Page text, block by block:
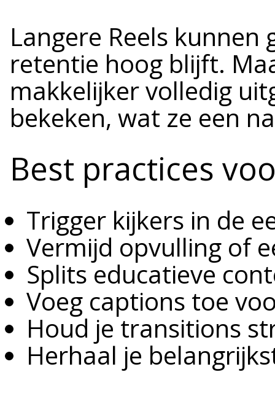
Langere Reels
retentie hoog blijft.
makkelijker volledig
bekeken, wat ze een
Best practices
Trigger kijkers in de
Vermijd opvulling of
Splits educatieve
Voeg captions toe
Houd je transitions
Herhaal je